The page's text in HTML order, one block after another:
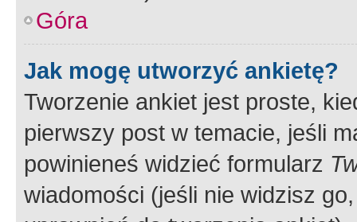
Góra
Jak mogę utworzyć ankietę?
Tworzenie ankiet jest proste,
pierwszy post w temacie, jeśli
powinieneś widzieć formularz
wiadomości (jeśli nie widzisz